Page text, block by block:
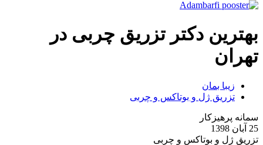
بهترین دکتر تزریق چربی در
تهران
زیبا بمان
تزریق ژل و بوتاکس و چربی
سمانه پرهیزکار
25 آبان 1398
تزریق ژل و بوتاکس و چربی